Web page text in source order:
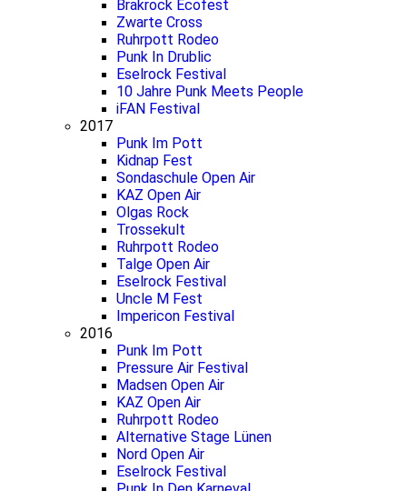
Brakrock Ecofest
Zwarte Cross
Ruhrpott Rodeo
Punk In Drublic
Eselrock Festival
10 Jahre Punk Meets People
iFAN Festival
2017
Punk Im Pott
Kidnap Fest
Sondaschule Open Air
KAZ Open Air
Olgas Rock
Trossekult
Ruhrpott Rodeo
Talge Open Air
Eselrock Festival
Uncle M Fest
Impericon Festival
2016
Punk Im Pott
Pressure Air Festival
Madsen Open Air
KAZ Open Air
Ruhrpott Rodeo
Alternative Stage Lünen
Nord Open Air
Eselrock Festival